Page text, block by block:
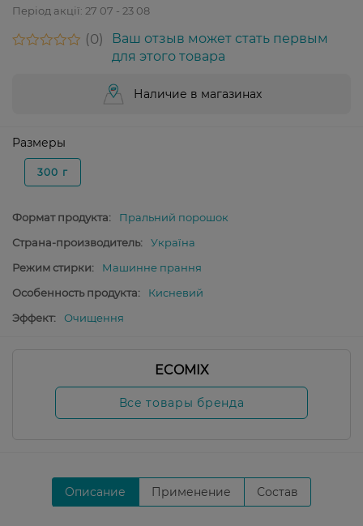
Період акції: 27 07 - 23 08
0
Ваш отзыв может стать первым
для этого товара
Наличие в магазинах
Размеры
300 г
Формат продукта:
Пральний порошок
Страна-производитель:
Україна
Режим стирки:
Машинне прання
Особенность продукта:
Кисневий
Эффект:
Очищення
ECOMIX
Все товары бренда
Описание Применение Состав